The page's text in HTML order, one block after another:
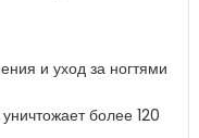
и уход за ногтями
более 120